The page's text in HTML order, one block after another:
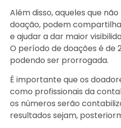
Além disso, aqueles que
doação, podem
e ajudar a dar maior
O período de doações é de
podendo ser prorrogada.
É importante que os
como profissionais da
os números serão
resultados sejam,